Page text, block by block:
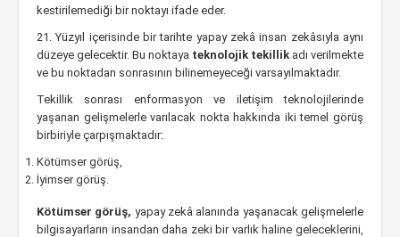
kestirilemediği bir noktayı ifade eder.
21. Yüzyıl içerisinde bir tarihte yapay zekâ insan zekâsıyla aynı
düzeye gelecektir. Bu noktaya teknolojik tekillik adı verilmekte
ve bu noktadan sonrasının bilinemeyeceği varsayılmaktadır.
Tekillik sonrası enformasyon ve iletişim teknolojilerinde
yaşanan gelişmelerle varılacak nokta hakkında iki temel görüş
birbiriyle çarpışmaktadır:
Kötümser görüş,
İyimser görüş.
Kötümser görüş, yapay zekâ alanında yaşanacak gelişmelerle
bilgisayarların insandan daha zeki bir varlık haline geleceklerini,